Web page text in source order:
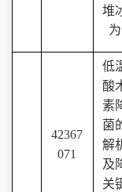
堆
42367
071
低
酸
素
菌
解
及
关